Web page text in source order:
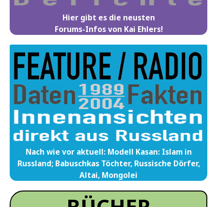
Hier gibt es die neusten
Forums-Infos von Kai Ehlers!
Nach wie vor aktuell: Modell Kasan: Islam in
Russland; Babuschkas Töchter, Russische Dörfer,
Altai, Mongolei